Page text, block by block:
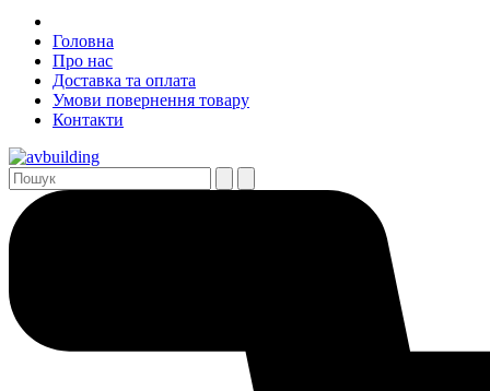
Головна
Про нас
Доставка та оплата
Умови повернення товару
Контакти